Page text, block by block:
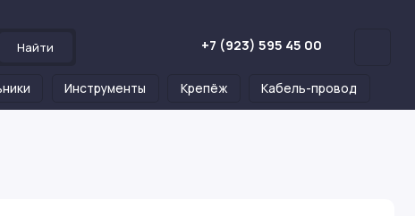
Найти +7 (923) 595 45 00
Инструменты Крепёж Кабель-провод